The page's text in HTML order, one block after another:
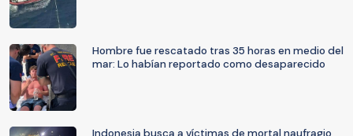
Hombre fue rescatado tras 35 horas en medio del
mar: Lo habían reportado como desaparecido
Indonesia busca a víctimas de mortal naufragio